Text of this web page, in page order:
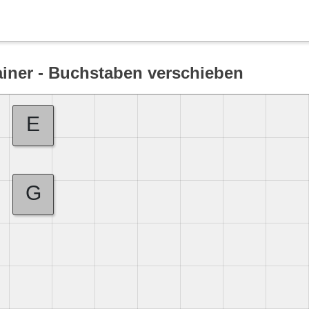
Suche
- Buchstaben verschieben
E
G